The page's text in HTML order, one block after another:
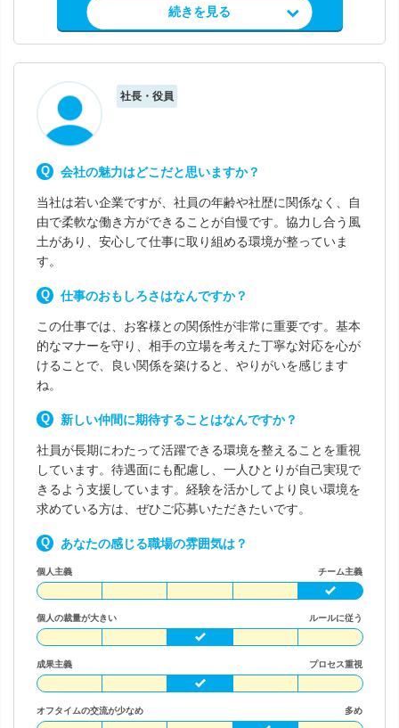
求人情報を見る
続きを見る
社長・役員
会社の魅力はどこだと思いますか？
当社は若い企業ですが、社員の年齢や社歴に関係なく、自
由で柔軟な働き方ができることが自慢です。協力し合う風
土があり、安心して仕事に取り組める環境が整っていま
す。
仕事のおもしろさはなんですか？
この仕事では、お客様との関係性が非常に重要です。基本
的なマナーを守り、相手の立場を考えた丁寧な対応を心が
けることで、良い関係を築けると、やりがいを感じます
ね。
新しい仲間に期待することはなんですか？
社員が長期にわたって活躍できる環境を整えることを重視
しています。待遇面にも配慮し、一人ひとりが自己実現で
きるよう支援しています。経験を活かしてより良い環境を
求めている方は、ぜひご応募いただきたいです。
あなたの感じる職場の雰囲気は？
個人主義 チーム主義
個人の裁量が大きい ルールに従う
成果主義 プロセス重視
オフタイムの交流が少なめ 多め